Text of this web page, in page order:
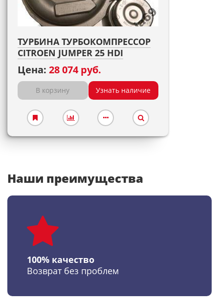
ТУРБИНА ТУРБОКОМПРЕССОР
CITROEN JUMPER 25 HDI
Цена: 28 074 руб.
В корзину Узнать наличие
Наши преимущества
100% качество
Возврат без проблем